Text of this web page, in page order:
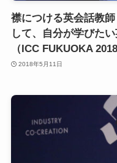
襟につける英会話教
して、自分が学びた
（ICC FUKUOKA
2018年5月11日